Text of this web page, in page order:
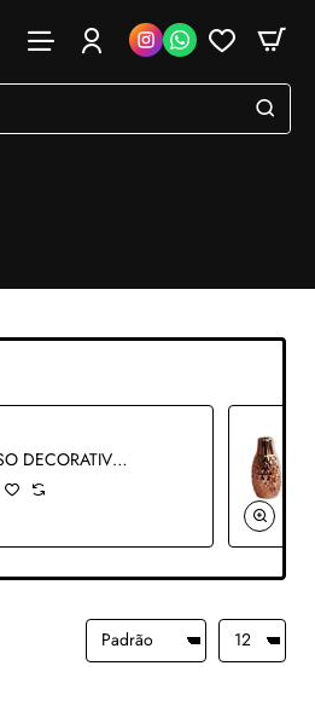
VASO DECORATIVO DE MESA EM CERÂMICA REF: APYN9010-3